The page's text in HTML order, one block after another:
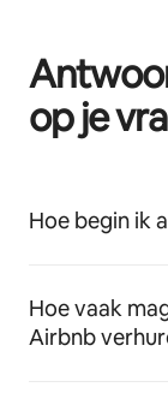
op je
Hoe begin ik
Hoe vaak
Airbnb